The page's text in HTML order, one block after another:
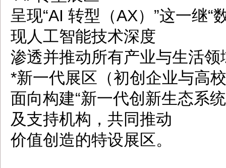
呈现“AI 转型（AX）”这一继
现人工智能技术深度
渗透并推动所有产业与生活
*新一代展区（初创企业与高
面向构建“新一代创新生态系
及支持机构，共同推动
价值创造的特设展区。